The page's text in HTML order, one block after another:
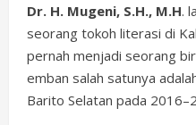
Dr. H. Mugeni, S.H., M.H.
seorang tokoh literasi di
pernah menjadi seorang
emban salah satunya
Barito Selatan pada